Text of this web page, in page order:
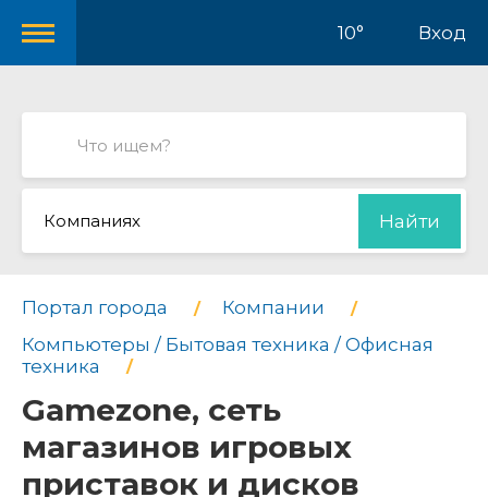
10° Вход
Компаниях Найти
Портал города
Компании
Компьютеры / Бытовая техника / Офисная
техника
Gamezone, сеть
магазинов игровых
приставок и дисков